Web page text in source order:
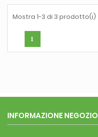
Mostra 1-3 di 3 prodotto(i)
1
INFORMAZIONE NEGOZIO